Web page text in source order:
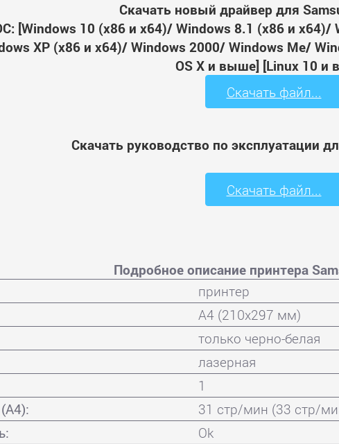
Скачать новый драйвер для
[Windows 10 (x86 и x64)/ Windows 8.1 (x86 и
XP (x86 и x64)/ Windows 2000/ Windows Me/
OS X и выше] [Linux 10 и
Скачать файл...
Скачать руководство по эксплуатации
Скачать файл...
Подробное описание принтера
принтер
A4 (210x297 мм)
только черно-белая
лазерная
1
31 стр/мин (33 стр/
Ok